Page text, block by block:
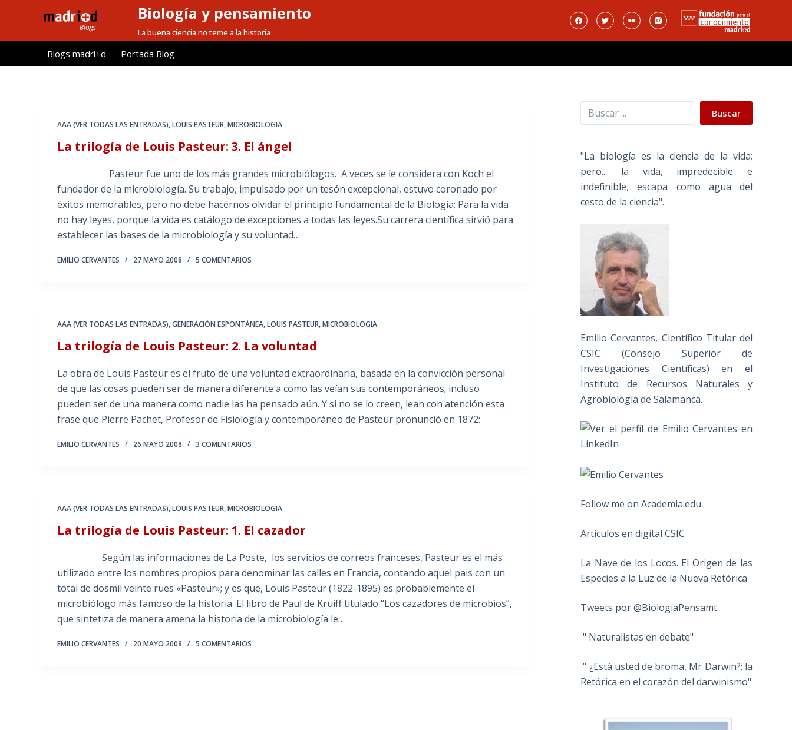
l
Biología y pensamiento
La buena ciencia no teme a la historia
Blogs madri+d Portada Blog
AAA (VER TODAS LAS ENTRADAS),LOUIS PASTEUR,MICROBIOLOGIA
La trilogía de Louis Pasteur: 3. El ángel
Pasteur fue uno de los más grandes microbiólogos. A veces se le considera con Koch el
fundador de la microbiología. Su trabajo, impulsado por un tesón excepcional, estuvo coronado por
éxitos memorables, pero no debe hacernos olvidar el principio fundamental de la Biología: Para la vida
no hay leyes, porque la vida es catálogo de excepciones a todas las leyes.Su carrera científica sirvió para
establecer las bases de la microbiología y su voluntad…
EMILIO CERVANTES 27 MAYO 2008 5 COMENTARIOS
AAA (VER TODAS LAS ENTRADAS),GENERACIÓN ESPONTÁNEA,LOUIS PASTEUR,MICROBIOLOGIA
La trilogía de Louis Pasteur: 2. La voluntad
La obra de Louis Pasteur es el fruto de una voluntad extraordinaria, basada en la convicción personal
de que las cosas pueden ser de manera diferente a como las veían sus contemporáneos; incluso
pueden ser de una manera como nadie las ha pensado aún. Y si no se lo creen, lean con atención esta
frase que Pierre Pachet, Profesor de Fisiología y contemporáneo de Pasteur pronunció en 1872:
EMILIO CERVANTES 26 MAYO 2008 3 COMENTARIOS
AAA (VER TODAS LAS ENTRADAS),LOUIS PASTEUR,MICROBIOLOGIA
La trilogía de Louis Pasteur: 1. El cazador
Según las informaciones de La Poste, los servicios de correos franceses, Pasteur es el más
utilizado entre los nombres propios para denominar las calles en Francia, contando aquel pais con un
total de dosmil veinte rues «Pasteur»; y es que, Louis Pasteur (1822-1895) es probablemente el
microbiólogo más famoso de la historia. El libro de Paul de Kruiff titulado “Los cazadores de microbios”,
que sintetiza de manera amena la historia de la microbiología le…
EMILIO CERVANTES 20 MAYO 2008 5 COMENTARIOS
Buscar Buscar
"La biología es la ciencia de la vida;
pero... la vida, impredecible e
indefinible, escapa como agua del
cesto de la ciencia".
Emilio Cervantes, Científico Titular del
CSIC (Consejo Superior de
Investigaciones Científicas) en el
Instituto de Recursos Naturales y
Agrobiología de Salamanca.
Follow me on Academia.edu
Artículos en digital CSIC
La Nave de los Locos. El Origen de las
Especies a la Luz de la Nueva Retórica
Tweets por @BiologiaPensamt.
" Naturalistas en debate"
" ¿Está usted de broma, Mr Darwin?: la
Retórica en el corazón del darwinismo"